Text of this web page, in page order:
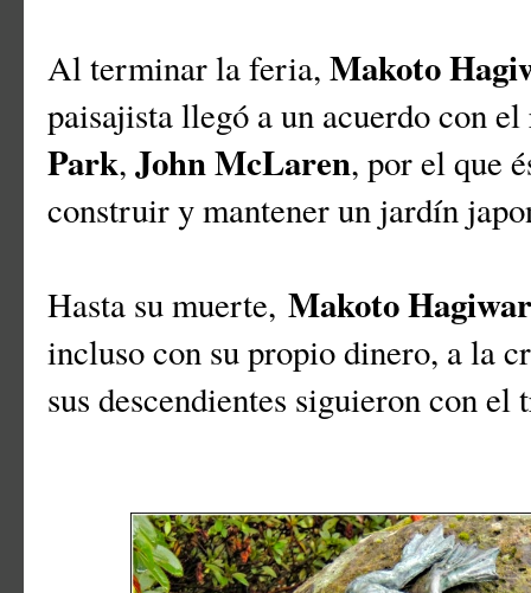
Al terminar la feria, Makoto
paisajista llegó a un acuerdo con
Park, John McLaren, por el que
construir y mantener un jardín
Hasta su muerte, Makoto
incluso con su propio dinero, a la
sus descendientes siguieron con el